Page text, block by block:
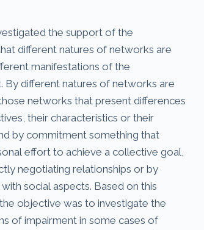
the support of the
different natures of networks are
manifestations of the
By different natures of networks are
networks that present differences
their characteristics or their
by commitment something that
effort to achieve a collective goal,
negotiating relationships or by
social aspects. Based on this
objective was to investigate the
of impairment in some cases of